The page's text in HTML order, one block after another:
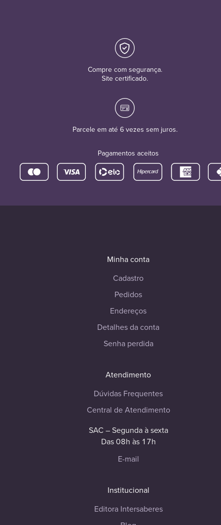
Compre com segurança.
Site certificado.
Parcele em até 6 vezes sem juros.
Pagamentos aceitos
Minha conta
Cadastro
Pedidos
Endereços
Detalhes da conta
Senha perdida
Atendimento
Dúvidas Frequentes
Central de Atendimento
SAC – Segunda à sexta
Das 08h às 17h
E-mail
Institucional
Editora Intersaberes